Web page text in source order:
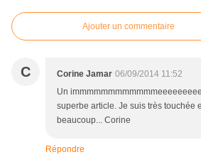
Ajouter un commentaire
C Corine Jamar 06/09/2014 11:52
Un
superbe article. Je suis très touchée
beaucoup... Corine
Répondre